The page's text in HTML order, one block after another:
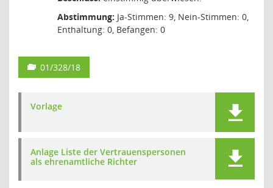
Abstimmung: Ja-Stimmen: 9, Nein-Stimmen: 0,
Enthaltung: 0, Befangen: 0
01/328/18
Vorlage
Anlage Liste der Vertrauenspersonen
als ehrenamtliche Richter